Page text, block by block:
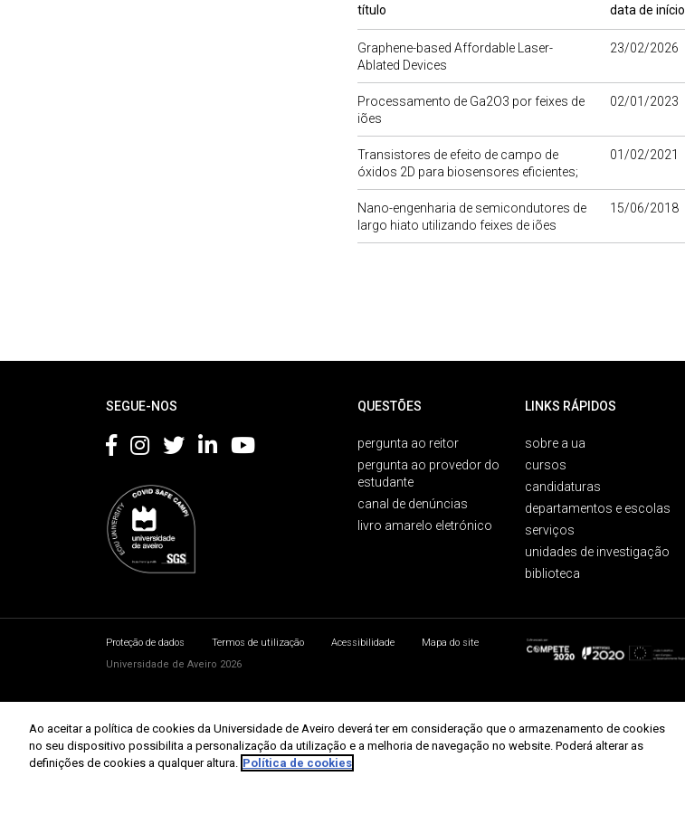
título data de início
Graphene-based Affordable Laser-
Ablated Devices
23/02/2026
Processamento de Ga2O3 por feixes de
iões
02/01/2023
Transistores de efeito de campo de
óxidos 2D para biosensores eficientes;
01/02/2021
Nano-engenharia de semicondutores de
largo hiato utilizando feixes de iões
15/06/2018
SEGUE-NOS QUESTÕES
pergunta ao reitor
pergunta ao provedor do
estudante
canal de denúncias
livro amarelo eletrónico
LINKS RÁPIDOS
sobre a ua
cursos
candidaturas
departamentos e escolas
serviços
unidades de investigação
biblioteca
Proteção de dados Termos de utilização Acessibilidade
Mapa do site
Universidade de Aveiro 2026
Ao aceitar a política de cookies da Universidade de Aveiro deverá ter em consideração que o armazenamento de cookies
no seu dispositivo possibilita a personalização da utilização e a melhoria de navegação no website. Poderá alterar as
definições de cookies a qualquer altura. Política de cookies